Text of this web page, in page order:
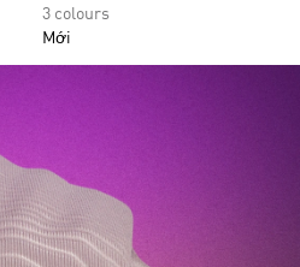
3 colours
Mới